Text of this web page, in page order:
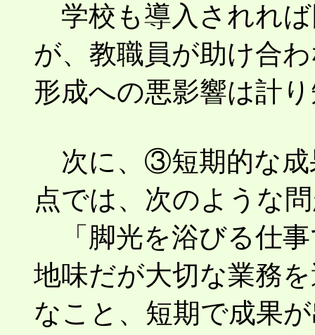
学校も導入されれ
が、教職員が助け合
形成への悪影響は計
次に、③短期的な成
点では、次のような
「脚光を浴びる仕
地味だが大切な業務
なこと、短期で成果